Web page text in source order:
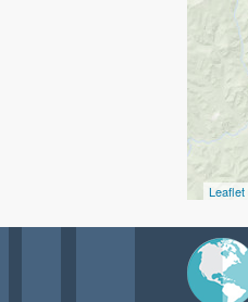
Leaflet